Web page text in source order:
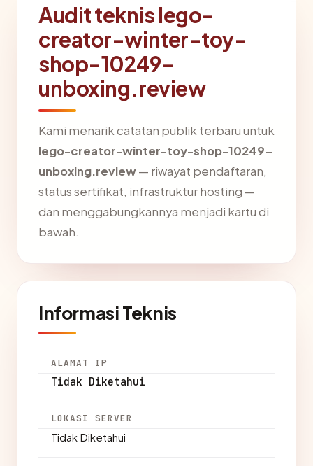
Audit teknis lego-
creator-winter-toy-
shop-10249-
unboxing.review
Kami menarik catatan publik terbaru untuk
lego-creator-winter-toy-shop-10249-
unboxing.review— riwayat pendaftaran,
status sertifikat, infrastruktur hosting —
dan menggabungkannya menjadi kartu di
bawah.
Informasi Teknis
ALAMAT IP
Tidak Diketahui
LOKASI SERVER
Tidak Diketahui